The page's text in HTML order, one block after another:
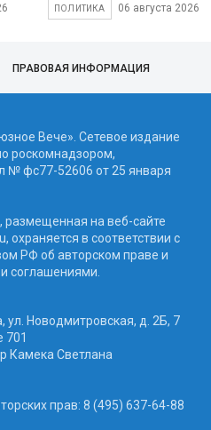
ПОЛИТИКА 06 августа 2026
ПРАВОВАЯ ИНФОРМАЦИЯ
Вече». Сетевое издание
роскомнадзором,
№ фc77-52606 от 25 января
на веб-сайте
охраняется в соответствии с
РФ об авторском праве и
соглашениями.
ул. Новодмитровская, д. 2Б, 7
701
Камека Светлана
прав: 8 (495) 637-64-88